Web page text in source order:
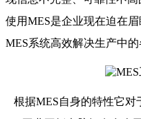
使用MES是企业现在迫在眉
MES系统高效解决生产中的
根据MES自身的特性它对